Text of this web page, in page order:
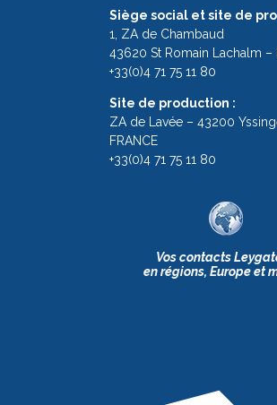
Siège social et site de
1, ZA de Chambaud
43620 St Romain Lachalm –
+33(0)4 71 75 11 80
Site de production :
ZA de Lavée – 43200
FRANCE
+33(0)4 71 75 11 80
Vos contacts
en régions, Europe et